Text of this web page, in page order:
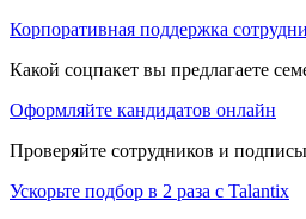
Корпоративная поддержка
Какой соцпакет вы предлагаете
Оформляйте кандидатов онлайн
Проверяйте сотрудников и
Ускорьте подбор в 2 раза с Talantix